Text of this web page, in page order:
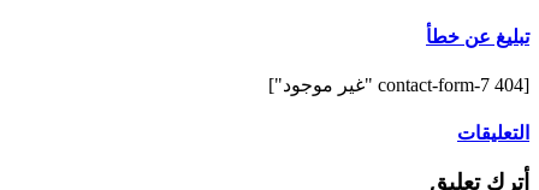
تبليغ عن خطأ
[contact-form-7 404 "غير موجود"]
التعليقات
أترك تعليق